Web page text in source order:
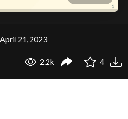
April 21, 2023
2.2k 4